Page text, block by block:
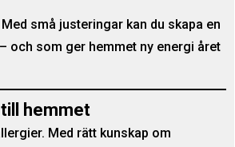
små justeringar kan du skapa en
och som ger hemmet ny energi året
hemmet
Med rätt kunskap om